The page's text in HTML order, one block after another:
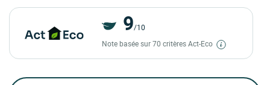
9/10
Note basée sur 70 critères Act-Eco